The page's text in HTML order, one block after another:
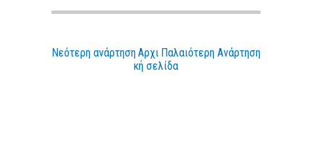
Νεότερη ανάρτηση Παλαιότερη Ανάρτηση
Αρχι
κή σελίδα